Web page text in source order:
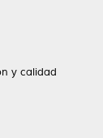
y calidad